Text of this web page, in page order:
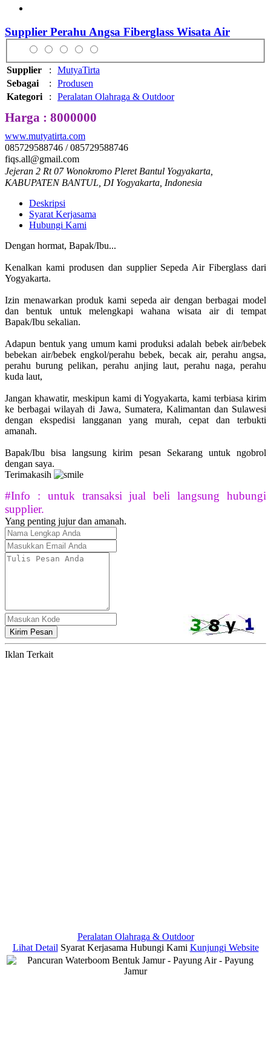
Supplier Perahu Angsa Fiberglass Wisata Air
Supplier :
MutyaTirta
Sebagai
:
Produsen
Kategori
: Peralatan Olahraga & Outdoor
Harga : 8000000
www.mutyatirta.com
085729588746 / 085729588746
fiqs.all@gmail.com
Jejeran 2 Rt 07 Wonokromo Pleret Bantul Yogyakarta,
KABUPATEN BANTUL, DI Yogyakarta, Indonesia
Deskripsi
Syarat Kerjasama
Hubungi Kami
Dengan hormat, Bapak/Ibu...
Kenalkan kami produsen dan supplier Sepeda Air Fiberglass dari
Yogyakarta.
Izin menawarkan produk kami sepeda air dengan berbagai model
dan bentuk untuk melengkapi wahana wisata air di tempat
Bapak/Ibu sekalian.
Adapun bentuk yang umum kami produksi adalah bebek air/bebek
bebekan air/bebek engkol/perahu bebek, becak air, perahu angsa,
perahu burung pelikan, perahu anjing laut, perahu naga, perahu
kuda laut,
Jangan khawatir, meskipun kami di Yogyakarta, kami terbiasa kirim
ke berbagai wilayah di Jawa, Sumatera, Kalimantan dan Sulawesi
dengan ekspedisi langganan yang murah, cepat dan terbukti
amanah.
Bapak/Ibu bisa langsung kirim pesan Sekarang untuk ngobrol
dengan saya.
Terimakasih
#Info : untuk transaksi jual beli langsung hubungi
supplier.
Yang penting jujur dan amanah.
Kirim Pesan
Iklan Terkait
Peralatan Olahraga & Outdoor
Lihat Detail Syarat Kerjasama Hubungi Kami Kunjungi Website